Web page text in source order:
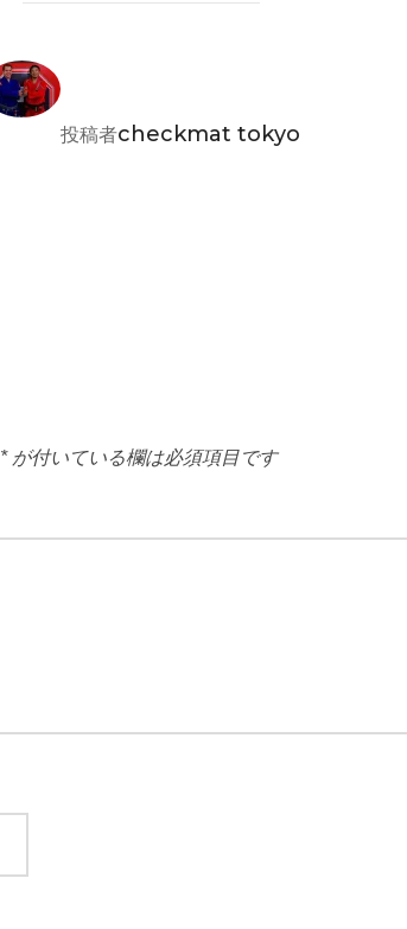
投稿者checkmat tokyo
*が付いている欄は必須項目です